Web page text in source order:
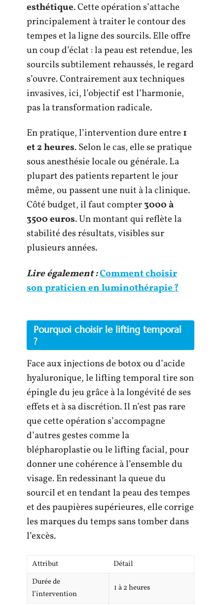
esthétique. Cette opération s’attache
principalement à traiter le contour des
tempes et la ligne des sourcils. Elle offre
un coup d’éclat : la peau est retendue, les
sourcils subtilement rehaussés, le regard
s’ouvre. Contrairement aux techniques
invasives, ici, l’objectif est l’harmonie,
pas la transformation radicale.
En pratique, l’intervention dure entre1
et 2 heures. Selon le cas, elle se pratique
sous anesthésie locale ou générale. La
plupart des patients repartent le jour
même, ou passent une nuit à la clinique.
Côté budget, il faut compter3000 à
3500 euros. Un montant qui reflète la
stabilité des résultats, visibles sur
plusieurs années.
Lire également :Comment choisir
son praticien en luminothérapie ?
Pourquoi choisir le lifting temporal
?
Face aux injections de botox ou d’acide
hyaluronique, le lifting temporal tire son
épingle du jeu grâce à la longévité de ses
effets et à sa discrétion. Il n’est pas rare
que cette opération s’accompagne
d’autres gestes comme la
blépharoplastie ou le lifting facial, pour
donner une cohérence à l’ensemble du
visage. En redessinant la queue du
sourcil et en tendant la peau des tempes
et des paupières supérieures, elle corrige
les marques du temps sans tomber dans
l’excès.
Attribut
Détail
Durée de
l’intervention
1 à 2 heures